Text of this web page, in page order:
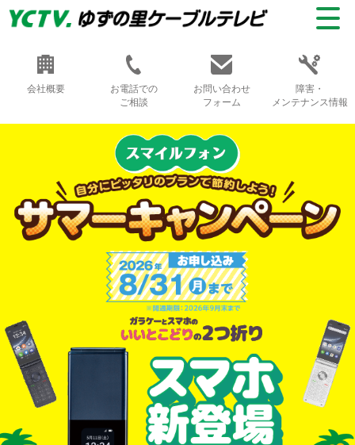
会社概要
お電話での
ご相談
お問い合わせ
フォーム
障害・
メンテナンス情報